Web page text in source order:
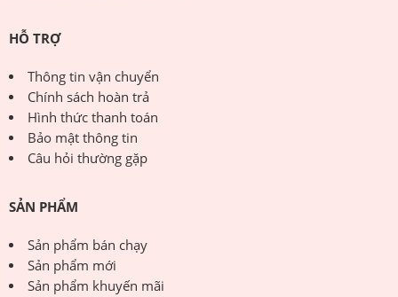
HỖ TRỢ
Thông tin vận chuyển
Chính sách hoàn trả
Hình thức thanh toán
Bảo mật thông tin
Câu hỏi thường gặp
SẢN PHẨM
Sản phẩm bán chạy
Sản phẩm mới
Sản phẩm khuyến mãi